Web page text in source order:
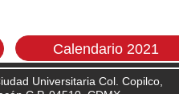
Calendario 2021
Universitaria Col. Copilco,